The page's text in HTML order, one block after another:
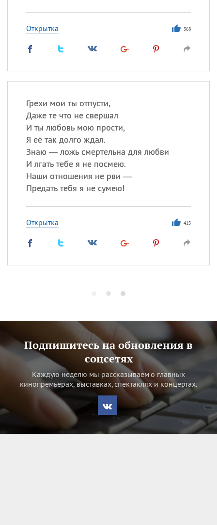
Открытка 368
Грехи мои ты отпусти,
Даже те что не свершал
И ты любовь мою прости,
Я её так долго ждал.
Знаю — ложь смертельна для любви
И лгать тебе я не посмею.
Наши отношения не рви —
Предать тебя я не сумею!
Открытка 415
Подпишитесь на обновления в
соцсетях
Каждую неделю мы рассказываем о главных
кинопремьерах, выставках, спектаклях и концертах.